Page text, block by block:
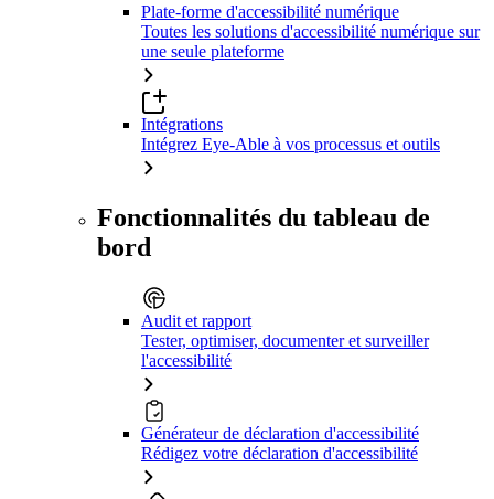
Plate-forme d'accessibilité numérique
Toutes les solutions d'accessibilité numérique sur
une seule plateforme
Intégrations
Intégrez Eye-Able à vos processus et outils
Fonctionnalités du tableau de
bord
Audit et rapport
Tester, optimiser, documenter et surveiller
l'accessibilité
Générateur de déclaration d'accessibilité
Rédigez votre déclaration d'accessibilité